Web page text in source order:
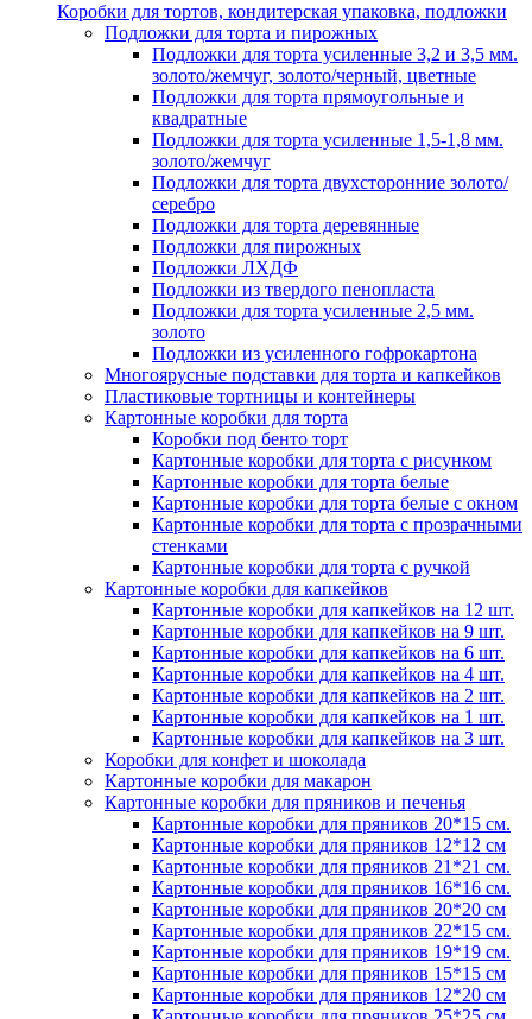
Коробки для тортов, кондитерская упаковка, подложки
Подложки для торта и пирожных
Подложки для торта усиленные 3,2 и 3,5 мм.
золото/жемчуг, золото/черный, цветные
Подложки для торта прямоугольные и
квадратные
Подложки для торта усиленные 1,5-1,8 мм.
золото/жемчуг
Подложки для торта двухсторонние золото/
серебро
Подложки для торта деревянные
Подложки для пирожных
Подложки ЛХДФ
Подложки из твердого пенопласта
Подложки для торта усиленные 2,5 мм.
золото
Подложки из усиленного гофрокартона
Многоярусные подставки для торта и капкейков
Пластиковые тортницы и контейнеры
Картонные коробки для торта
Коробки под бенто торт
Картонные коробки для торта с рисунком
Картонные коробки для торта белые
Картонные коробки для торта белые с окном
Картонные коробки для торта с прозрачными
стенками
Картонные коробки для торта с ручкой
Картонные коробки для капкейков
Картонные коробки для капкейков на 12 шт.
Картонные коробки для капкейков на 9 шт.
Картонные коробки для капкейков на 6 шт.
Картонные коробки для капкейков на 4 шт.
Картонные коробки для капкейков на 2 шт.
Картонные коробки для капкейков на 1 шт.
Картонные коробки для капкейков на 3 шт.
Коробки для конфет и шоколада
Картонные коробки для макарон
Картонные коробки для пряников и печенья
Картонные коробки для пряников 20*15 см.
Картонные коробки для пряников 12*12 см
Картонные коробки для пряников 21*21 см.
Картонные коробки для пряников 16*16 см.
Картонные коробки для пряников 20*20 см
Картонные коробки для пряников 22*15 см.
Картонные коробки для пряников 19*19 см.
Картонные коробки для пряников 15*15 см
Картонные коробки для пряников 12*20 см